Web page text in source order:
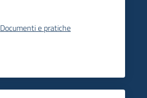
Documenti e pratiche